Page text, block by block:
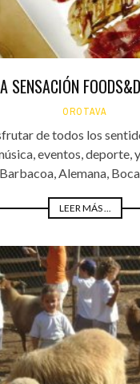
SENSACIÓN
OROTAVA
de todos los
eventos, deporte,
Alemana,
LEER MÁS ...